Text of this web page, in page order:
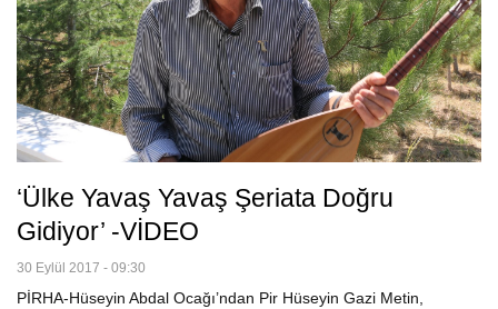
‘Ülke Yavaş Yavaş Şeriata Doğru
Gidiyor’ -VİDEO
30 Eylül 2017 - 09:30
PİRHA-Hüseyin Abdal Ocağı’ndan Pir Hüseyin Gazi Metin,